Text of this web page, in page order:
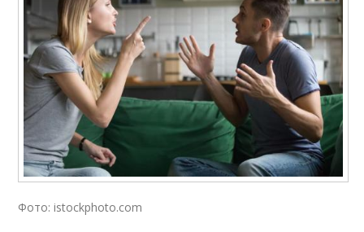
Фото: istockphoto.com